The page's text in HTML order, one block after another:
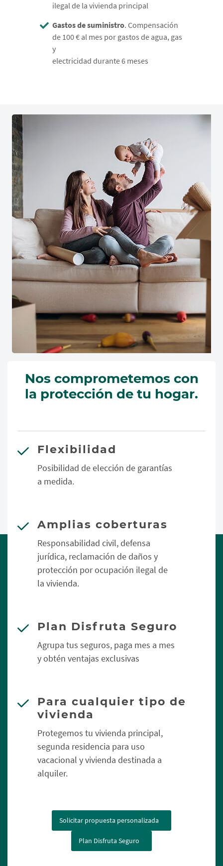
ilegal de la vivienda principal
Gastos de suministro. Compensación
de 100 € al mes por gastos de agua, gas
y
electricidad durante 6 meses
Nos comprometemos con
la protección de tu hogar.
Flexibilidad
Posibilidad de elección de garantías
a medida.
Amplias coberturas
Responsabilidad civil, defensa
jurídica, reclamación de daños y
protección por ocupación ilegal de
la vivienda.
Plan Disfruta Seguro
Agrupa tus seguros, paga mes a mes
y obtén ventajas exclusivas
Para cualquier tipo de
vivienda
Protegemos tu vivienda principal,
segunda residencia para uso
vacacional y vivienda destinada a
alquiler.
Solicitar propuesta personalizada
Plan Disfruta Seguro